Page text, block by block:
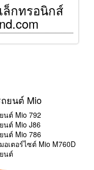
กทรอนิกส์
ยนต์ Mio
นต์ Mio 792
นต์ Mio J86
นต์ Mio 786
อเตอร์ไซต์ Mio M760D
นต์